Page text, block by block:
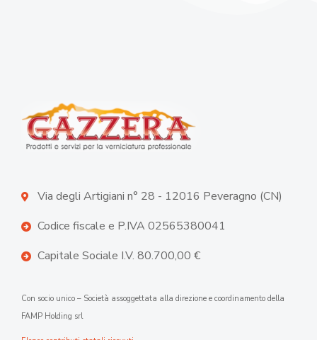
Via degli Artigiani n° 28 - 12016 Peveragno (CN)
Codice fiscale e P.IVA 02565380041
Capitale Sociale I.V. 80.700,00 €
Con socio unico – Società assoggettata alla direzione e coordinamento della
FAMP Holding srl